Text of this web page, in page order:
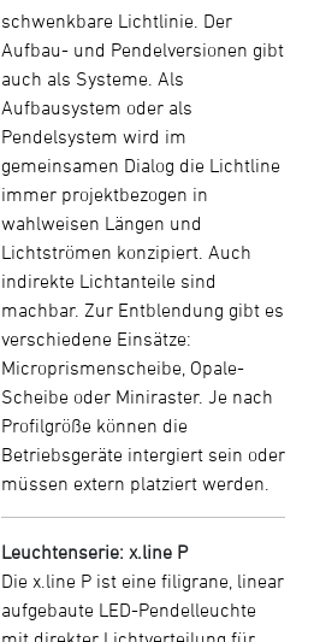
schwenkbare Lichtlinie. Der
Aufbau- und Pendelversionen gibt
auch als Systeme. Als
Aufbausystem oder als
Pendelsystem wird im
gemeinsamen Dialog die Lichtline
immer projektbezogen in
wahlweisen Längen und
Lichtströmen konzipiert. Auch
indirekte Lichtanteile sind
machbar. Zur Entblendung gibt es
verschiedene Einsätze:
Microprismenscheibe, Opale-
Scheibe oder Miniraster. Je nach
Profilgröße können die
Betriebsgeräte intergiert sein oder
müssen extern platziert werden.
Leuchtenserie: x.line P
Die x.line P ist eine filigrane, linear
aufgebaute LED-Pendelleuchte